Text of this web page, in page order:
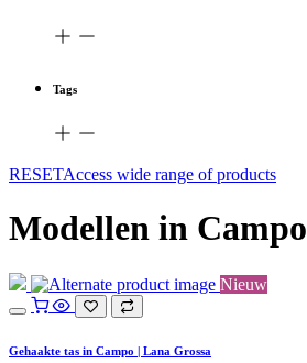
Tags
RESETAccess wide range of products
Modellen in Campo
Nieuw
Gehaakte tas in Campo | Lana Grossa